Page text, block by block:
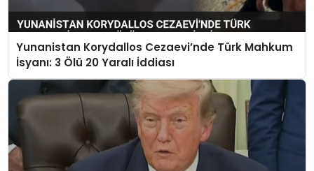
Yunanistan Korydallos Cezaevi’nde Türk Mahkum
İsyanı: 3 Ölü 20 Yaralı İddiası